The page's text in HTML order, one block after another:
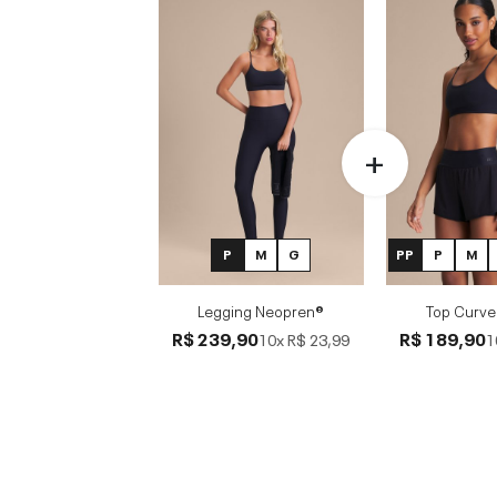
P M G
Legging Neopren®
R$ 239,9010xR$ 23,99
PP P M
Top
R$ 189,90